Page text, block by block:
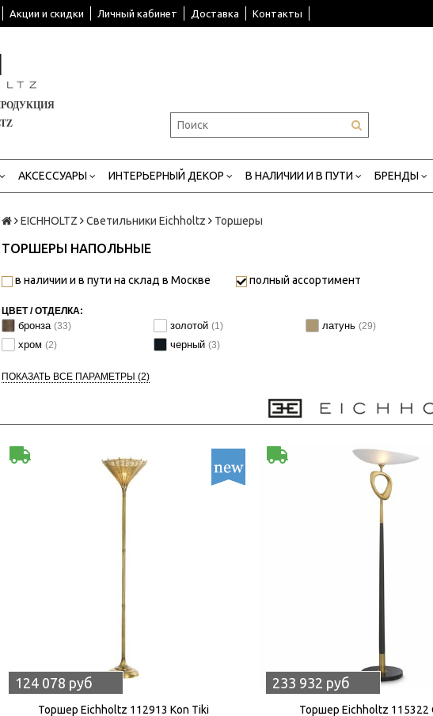
Акции и скидки Личный кабинет Доставка Контакты
АКСЕССУАРЫ ИНТЕРЬЕРНЫЙ ДЕКОР В НАЛИЧИИ И В ПУТИ БРЕНДЫ
EICHHOLTZ Светильники Eichholtz Торшеры
ТОРШЕРЫ НАПОЛЬНЫЕ
в наличии и в пути на склад в Москве полный ассортимент
ЦВЕТ / ОТДЕЛКА:
бронза (33) золотой (1) латунь (29)
хром (2) черный (3)
ПОКАЗАТЬ ВСЕ ПАРАМЕТРЫ (2)
124 078 руб
Торшер Eichholtz 112913 Kon Tiki
233 932 руб
Торшер Eichholtz 115322